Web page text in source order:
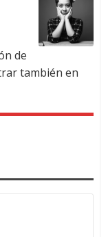
de
también en